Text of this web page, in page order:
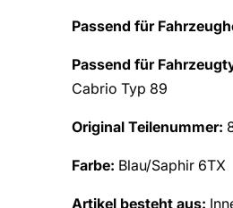
Passend für
Passend für
Cabrio Typ 89
Original Teilenummer:
Farbe: Blau/Saphir 6TX
Artikel besteht aus: